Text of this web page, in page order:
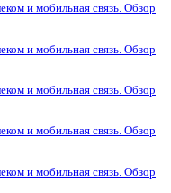
и мобильная связь. Обзор
и мобильная связь. Обзор
и мобильная связь. Обзор
и мобильная связь. Обзор
и мобильная связь. Обзор